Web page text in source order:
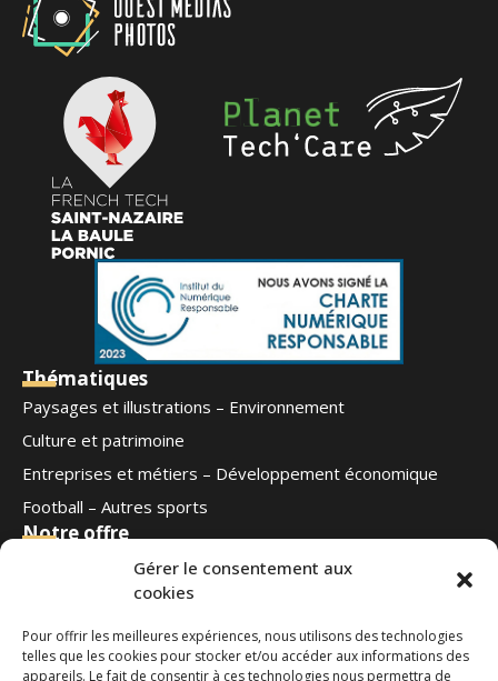
Gérer le consentement aux
cookies
Pour offrir les meilleures expériences, nous utilisons des technologies
telles que les cookies pour stocker et/ou accéder aux informations des
appareils. Le fait de consentir à ces technologies nous permettra de
Thématiques
Paysages et illustrations – Environnement
Culture et patrimoine
Entreprises et métiers – Développement économique
Football – Autres sports
Notre offre
Qui sommes-nous
Contact
Ouest Médias
Nous suivre